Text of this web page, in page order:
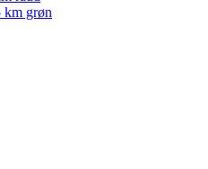
km grøn